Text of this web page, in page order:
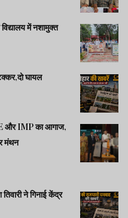
में नशामुक्‍त
घायल
और IMP का आगाज,
मंथन
ने गिनाई केंद्र